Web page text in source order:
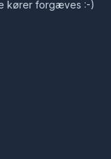
kører forgæves :-)